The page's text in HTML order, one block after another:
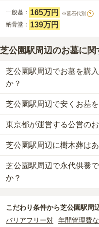
一般墓： 165万円 ※墓石代別 ?
納骨堂： 139万円
芝公園駅周辺のお墓に関
芝公園駅周辺でお墓を購
か？
芝公園駅周辺での購入費用の
が約109万円、納骨堂が約
一般墓を建てる場合は、「永
2つが主な費用となります。
芝公園駅周辺の一般墓の永代
さ・素材によって変わります
樹木葬・納骨堂・永代供養墓
なお、お墓によっては以下の
・開眼法要の費用：お墓を新
芝公園駅周辺で安くお墓
芝公園駅周辺で一番安価なお
骨堂で、4万円からお求めい
一般的に最も費用を抑えられ
する「合祀墓（ごうしぼ）」
比べて省スペースで管理の手
されています。
価格の目安は、1名あたり5万
芝公園駅周辺で安価なお墓を
替えてお墓を探すのがおすす
東京都が運営する公営の
芝公園駅周辺には、公営の霊
一方で、東京都内には、県ま
16件あります。
公営霊園は民営の霊園と異な
主な条件として、遺骨がすで
上住んでいるなどが挙げられ
芝公園駅周辺に樹木葬は
芝公園駅周辺には、4件の樹
詳しくは、
芝公園駅周辺で永代供養
か？
詳しくは、芝公園駅周辺の永
こだわり条件から芝公園駅周
バリアフリー対
年間管理費